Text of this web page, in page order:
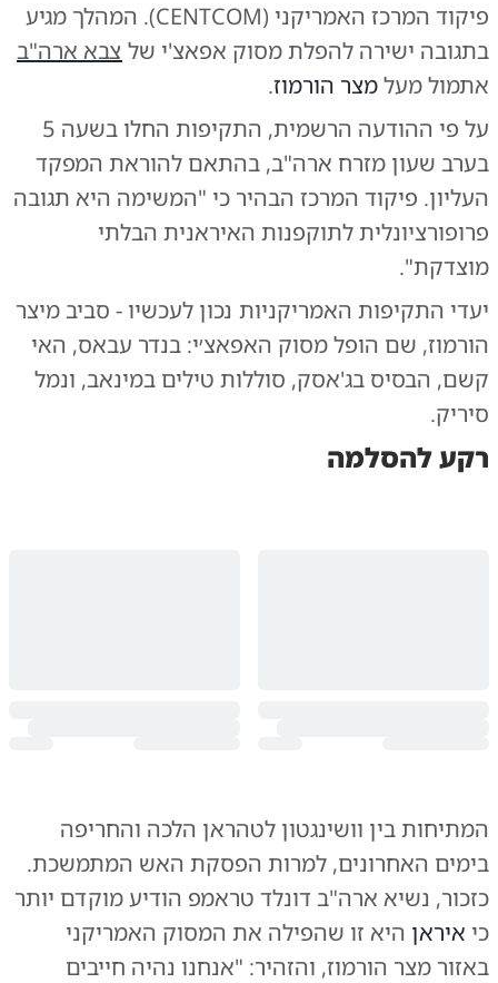
פיקוד המרכז האמריקני (CENTCOM). המהלך מגיע
בתגובה ישירה להפלת מסוק אפאצ'י של צבא ארה"ב
אתמול מעלמצר הורמוז.
על פי ההודעה הרשמית, התקיפות החלו בשעה 5
בערב שעון מזרח ארה"ב, בהתאם להוראת המפקד
העליון. פיקוד המרכז הבהיר כי "המשימה היא תגובה
פרופורציונלית לתוקפנות האיראנית הבלתי
מוצדקת".
יעדי התקיפות האמריקניות נכון לעכשיו - סביב מיצר
הורמוז, שם הופל מסוק האפאצ׳י: בנדר עבאס, האי
קשם, הבסיס בג'אסק, סוללות טילים במינאב, ונמל
סיריק.
רקע להסלמה
המתיחות בין וושינגטון לטהראן הלכה והחריפה
בימים האחרונים, למרות הפסקת האש המתמשכת.
כזכור, נשיא ארה"ב דונלד טראמפ הודיע מוקדם יותר
כי איראן היא זו שהפילה את המסוק האמריקני
באזור מצר הורמוז, והזהיר: "אנחנו נהיה חייבים